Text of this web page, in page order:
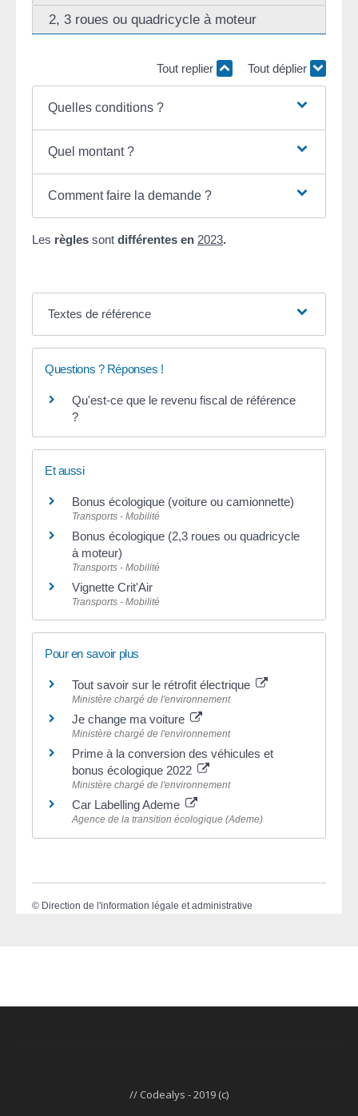
2, 3 roues ou quadricycle à moteur
Tout replier Tout déplier
Quelles conditions ?
Quel montant ?
Comment faire la demande ?
Les règles sont différentes en 2023.
Textes de référence
Questions ? Réponses !
Qu'est-ce que le revenu fiscal de référence
?
Et aussi
Bonus écologique (voiture ou camionnette)
Transports - Mobilité
Bonus écologique (2,3 roues ou quadricycle
à moteur)
Transports - Mobilité
Vignette Crit'Air
Transports - Mobilité
Pour en savoir plus
Tout savoir sur le rétrofit électrique
Ministère chargé de l'environnement
Je change ma voiture
Ministère chargé de l'environnement
Prime à la conversion des véhicules et
bonus écologique 2022
Ministère chargé de l'environnement
Car Labelling Ademe
Agence de la transition écologique (Ademe)
© Direction de l'information légale et administrative
// Codealys - 2019 (c)